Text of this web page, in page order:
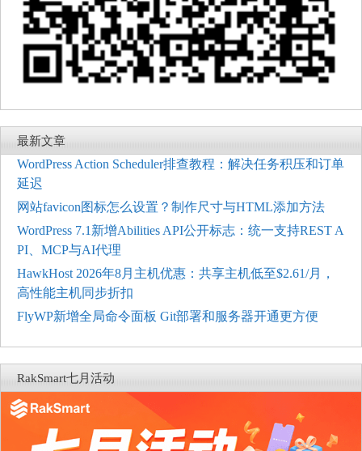
最新文章
WordPress Action Scheduler排查教程：解决任务积压和订单
延迟
网站favicon图标怎么设置？制作尺寸与HTML添加方法
WordPress 7.1新增Abilities API公开标志：统一支持REST A
PI、MCP与AI代理
HawkHost 2026年8月主机优惠：共享主机低至$2.61/月，
高性能主机同步折扣
FlyWP新增全局命令面板 Git部署和服务器开通更方便
RakSmart七月活动